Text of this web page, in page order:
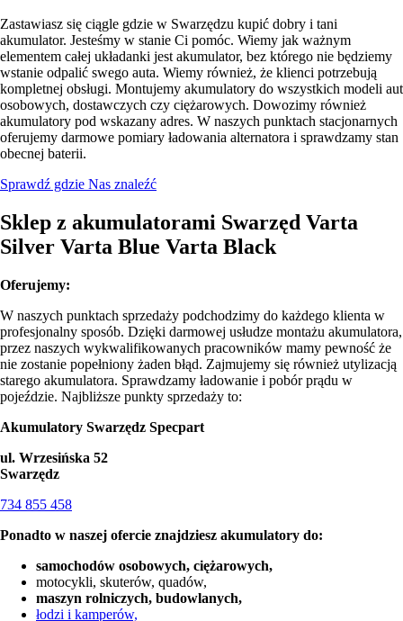
Zastawiasz się ciągle gdzie w Swarzędzu kupić dobry i tani
akumulator. Jesteśmy w stanie Ci pomóc. Wiemy jak ważnym
elementem całej układanki jest akumulator, bez którego nie będziemy
wstanie odpalić swego auta. Wiemy również, że klienci potrzebują
kompletnej obsługi. Montujemy akumulatory do wszystkich modeli aut
osobowych, dostawczych czy ciężarowych. Dowozimy również
akumulatory pod wskazany adres. W naszych punktach stacjonarnych
oferujemy darmowe pomiary ładowania alternatora i sprawdzamy stan
obecnej baterii.
Sprawdź gdzie Nas znaleźć
Sklep z akumulatorami Swarzęd Varta
Silver Varta Blue Varta Black
Oferujemy:
W naszych punktach sprzedaży podchodzimy do każdego klienta w
profesjonalny sposób. Dzięki darmowej usłudze montażu akumulatora,
przez naszych wykwalifikowanych pracowników mamy pewność że
nie zostanie popełniony żaden błąd. Zajmujemy się również utylizacją
starego akumulatora. Sprawdzamy ładowanie i pobór prądu w
pojeździe. Najbliższe punkty sprzedaży to:
Akumulatory Swarzędz Specpart
ul. Wrzesińska 52
Swarzędz
734 855 458
Ponadto w naszej ofercie znajdziesz akumulatory do:
samochodów osobowych, ciężarowych,
motocykli, skuterów, quadów,
maszyn rolniczych, budowlanych,
łodzi i kamperów,